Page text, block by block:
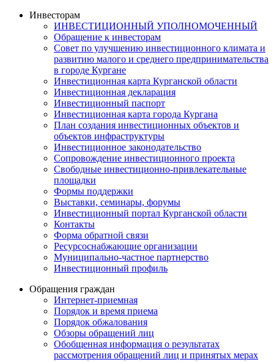
Инвесторам
ИНВЕСТИЦИОННЫЙ УПОЛНОМОЧЕННЫЙ
Обращение к инвесторам
Совет по улучшению инвестиционного климата и
развитию малого и среднего предпринимательства
в городе Кургане
Инвестиционная карта Курганской области
Инвестиционная декларация
Инвестиционный паспорт
Инвестиционная карта города Кургана
План создания инвестиционных объектов и
объектов инфраструктуры
Инвестиционное законодательство
Сопровождение инвестиционного проекта
Свободные инвестиционно-привлекательные
площадки
Формы поддержки
Выставки, семинары, форумы
Инвестиционный портал Курганской области
Контакты
Форма обратной связи
Ресурсоснабжающие организации
Муниципально-частное партнерство
Инвестиционный профиль
Обращения граждан
Интернет-приемная
Порядок и время приема
Порядок обжалования
Обзоры обращений лиц
Обобщенная информация о результатах
рассмотрения обращений лиц и принятых мерах